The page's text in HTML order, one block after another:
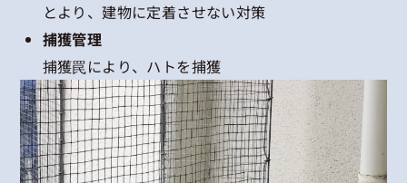
とより、建物に定着させない対策
捕獲管理
捕獲罠により、ハトを捕獲